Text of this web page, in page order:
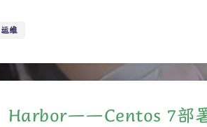
运维
Harbor——Centos 7部